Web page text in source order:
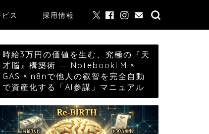
ス 採用情報
時給3万円の価値を生む、究極の『天
才脳』構築術 ― NotebookLM ×
GAS × n8nで他人の叡智を完全自動
で資産化する「AI参謀」マニュアル